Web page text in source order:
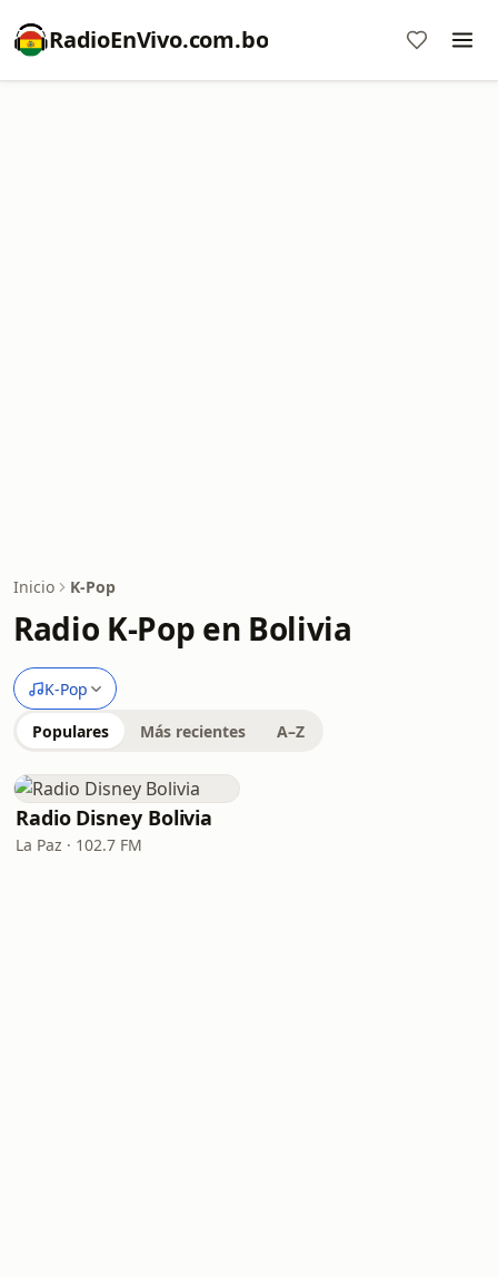
RadioEnVivo.com.bo
Inicio K-Pop
Radio K-Pop en Bolivia
K-Pop
Populares Más recientes A–Z
Radio Disney Bolivia
La Paz · 102.7 FM